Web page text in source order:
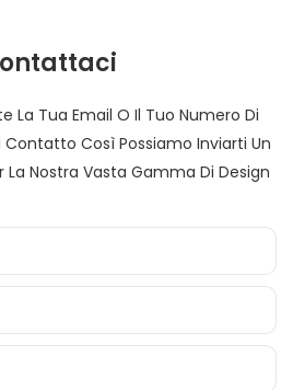
La Tua Email O Il Tuo Numero Di
Contatto Così Possiamo Inviarti Un
Nostra Vasta Gamma Di Design